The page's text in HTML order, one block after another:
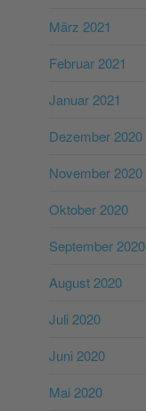
März 2021
Februar 2021
Januar 2021
Dezember 2020
November 2020
Oktober 2020
September 2020
August 2020
Juli 2020
Juni 2020
Mai 2020